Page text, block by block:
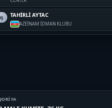
TAHİRLİ AYTAC
AZEİNAM İDMAN KLUBU